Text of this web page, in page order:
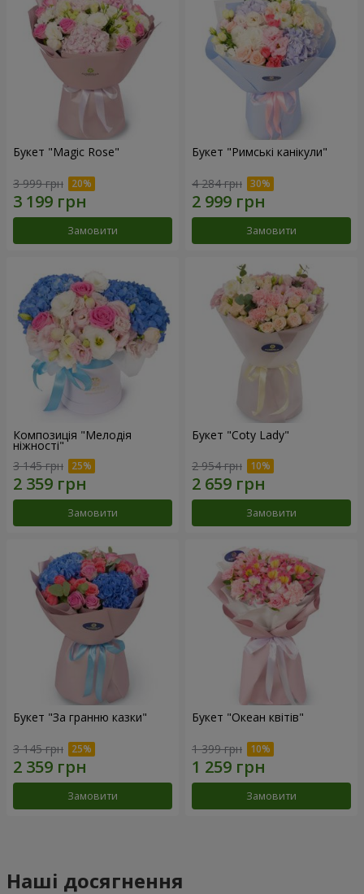
Букет "Magic Rose"
3 999 грн
Замовити
Букет "Римські канікули"
4 284 грн
Замовити
Композиція "Мелодія
ніжності"
3 145 грн
Замовити
Букет "Coty Lady"
2 954 грн
Замовити
Букет "За гранню казки"
3 145 грн
Замовити
Букет "Океан квітів"
1 399 грн
Замовити
Наші досягнення